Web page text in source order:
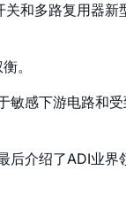
和多路复用器新
。
敏感下游电路和
后介绍了ADI业界